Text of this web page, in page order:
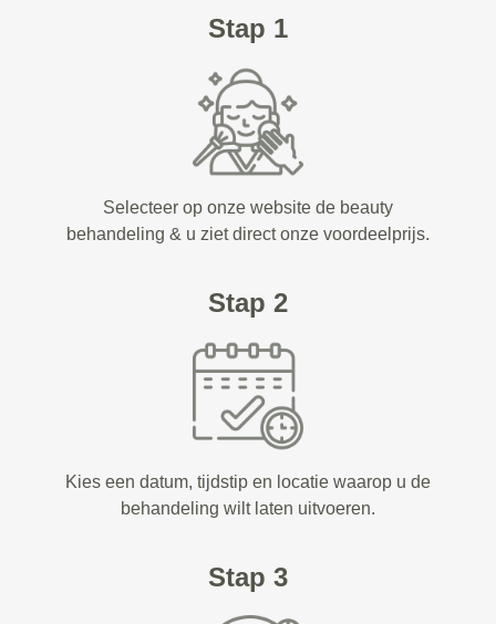
Stap 1
Selecteer op onze website de beauty
behandeling & u ziet direct onze voordeelprijs.
Stap 2
Kies een datum, tijdstip en locatie waarop u de
behandeling wilt laten uitvoeren.
Stap 3